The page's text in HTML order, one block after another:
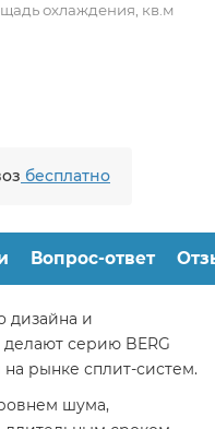
охлаждения, кв.м
бесплатно
Вопрос-ответ
дизайна и
серию BERG
рынке сплит-систем.
шума,